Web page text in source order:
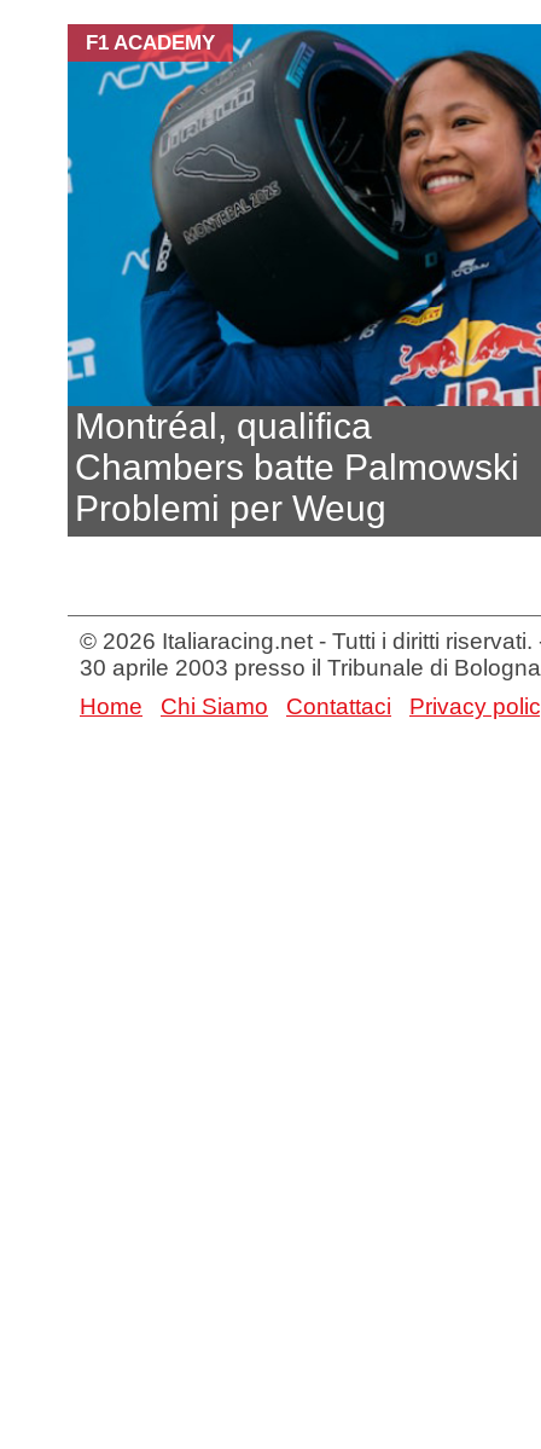
F1 ACADEMY
Montréal, qualifica
Chambers batte Palmowski
Problemi per Weug
© 2026 Italiaracing.net - Tutti i diritti
30 aprile 2003 presso il Tribunale di Bologna
Home
Chi Siamo Contattaci Privacy